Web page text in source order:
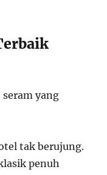
yang
tak berujung.
penuh